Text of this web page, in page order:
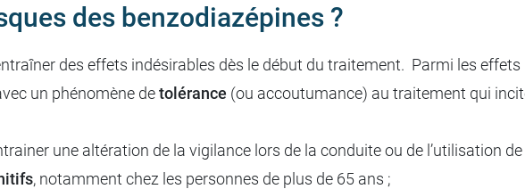
des benzodiazépines ?
des effets indésirables dès le début du traitement. Parmi les
un phénomène detolérance (ou accoutumance) au traitement qui
une altération de la vigilance lors de la conduite ou de l’utilisation
, notamment chez les personnes de plus de 65 ans ;